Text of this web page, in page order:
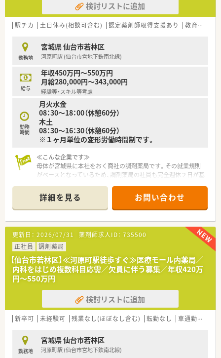
【法人特徴について】
■在宅訪問を担当するスタッフと店舗に残るスタッフで、しっか
りと役割分担を行っております。
況を多角的にサポートしています。
■残業はほとんど発生しない環境となっており、終業後のプライ
ベートな時間も大切にできます。
【求人情報について】
■時給は2000円からのスタートとなり、週30時間以上勤務でき
る方を対象に募集しております。
■勤務時間帯は17時までなどのご相談が可能であり、ライフス
タイルに合わせた勤務が可能です。
■土曜日は完全休みではなく、月に1回から2回程度の勤務が可
能な方からのご応募を歓迎します。
検討リストに追加
駅チカ 土日休み(相談可含む) 認定薬剤師取得支援あり 教育制度あり
勤務地
宮城県 仙台市若林区
河原町駅 (仙台市営地下鉄南北線)
給与
年収450万円～550万円
月給280,000円～343,000円
経験等・スキル等考慮
勤務
時間
月火水金
08：30～18：00（休憩60分）
木土
08：30～16：30（休憩60分）
※１ヶ月単位の変形労働時間制です。
≪こんな企業です≫
母体が宮城県に本社をおく商社の調剤薬局です。その就業規則
がベースとなっているため、調剤薬局の社員も完全週休２日が基
考えているママさんスタッフにはうれしいですね。
薬剤師１人あたりの処方箋対応枚数各店舗共通で20～25枚/日
とゆったり。人数体制も整っているので患者さん対応もゆとり
をもって行えます。
全店舗に監査レンジを導入。ヒューマンエラーを極力なくす取
組をおこなっております。
入社時に有給休暇を11日付与。急なお休みの取得や家庭との両
立を考える方にはうれしい制度。
かかりつけ薬剤師や資格取得はもちろん重要ですが、ノルマ制度
はないのが安心です。しかも目標を達成すると評価制度にも反
映するのでやりがいアップ。向上心のある方も、じっくり自分の
ペースで積みたい方もどんな方でも働きやすい仕組みをバック
アップしてくれる会社です。
≪こんな方におすすめです≫
く、異動の場合にも転居の必要なし。福利厚生が十分に整ってお
り、マイカーの給油にもメリットを感じられるなど生活サービス
も向上します。
詳細を見る お問い合わせ
更新日： 2026/07/31 薬剤師求人ID： 735500
正社員
調剤薬局
【仙台市若林区】≪河原町駅徒歩すぐ≫医療モール内薬局／
内科をはじめ複数科目応需／欠員に伴う募集／年収420万
円～550万円
検討リストに追加
新卒可 未経験可 残業なし(ほぼなし含む) 転勤なし 車通勤可
勤務地
宮城県 仙台市若林区
河原町駅 (仙台市営地下鉄南北線)